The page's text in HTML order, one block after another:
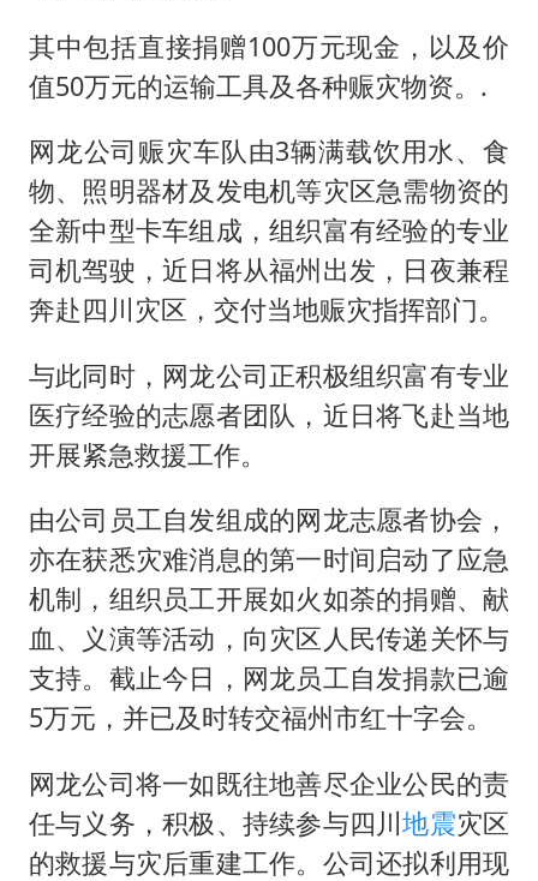
NBA传奇教练老尼尔森去世
手机真会“偷听”我们说话吗
上半年全球新能源乘用车销量1122万台
加沙约14万栋建筑被完全摧毁
从科技创新看开局起步的时与势
其中包括直接捐赠100万元现金，以及价
值50万元的运输工具及各种赈灾物资。.
网龙公司赈灾车队由3辆满载饮用水、食
物、照明器材及发电机等灾区急需物资的
全新中型卡车组成，组织富有经验的专业
司机驾驶，近日将从福州出发，日夜兼程
奔赴四川灾区，交付当地赈灾指挥部门。
与此同时，网龙公司正积极组织富有专业
医疗经验的志愿者团队，近日将飞赴当地
开展紧急救援工作。
由公司员工自发组成的网龙志愿者协会，
亦在获悉灾难消息的第一时间启动了应急
机制，组织员工开展如火如荼的捐赠、献
血、义演等活动，向灾区人民传递关怀与
支持。截止今日，网龙员工自发捐款已逾
5万元，并已及时转交福州市红十字会。
网龙公司将一如既往地善尽企业公民的责
任与义务，积极、持续参与四川地震灾区
的救援与灾后重建工作。公司还拟利用现